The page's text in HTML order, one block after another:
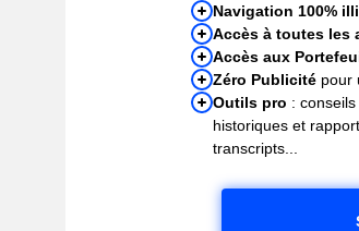
Navigation 100%
Accès à toutes les
Accès aux
Zéro Publicité pour
Outils pro :
historiques et
transcripts...